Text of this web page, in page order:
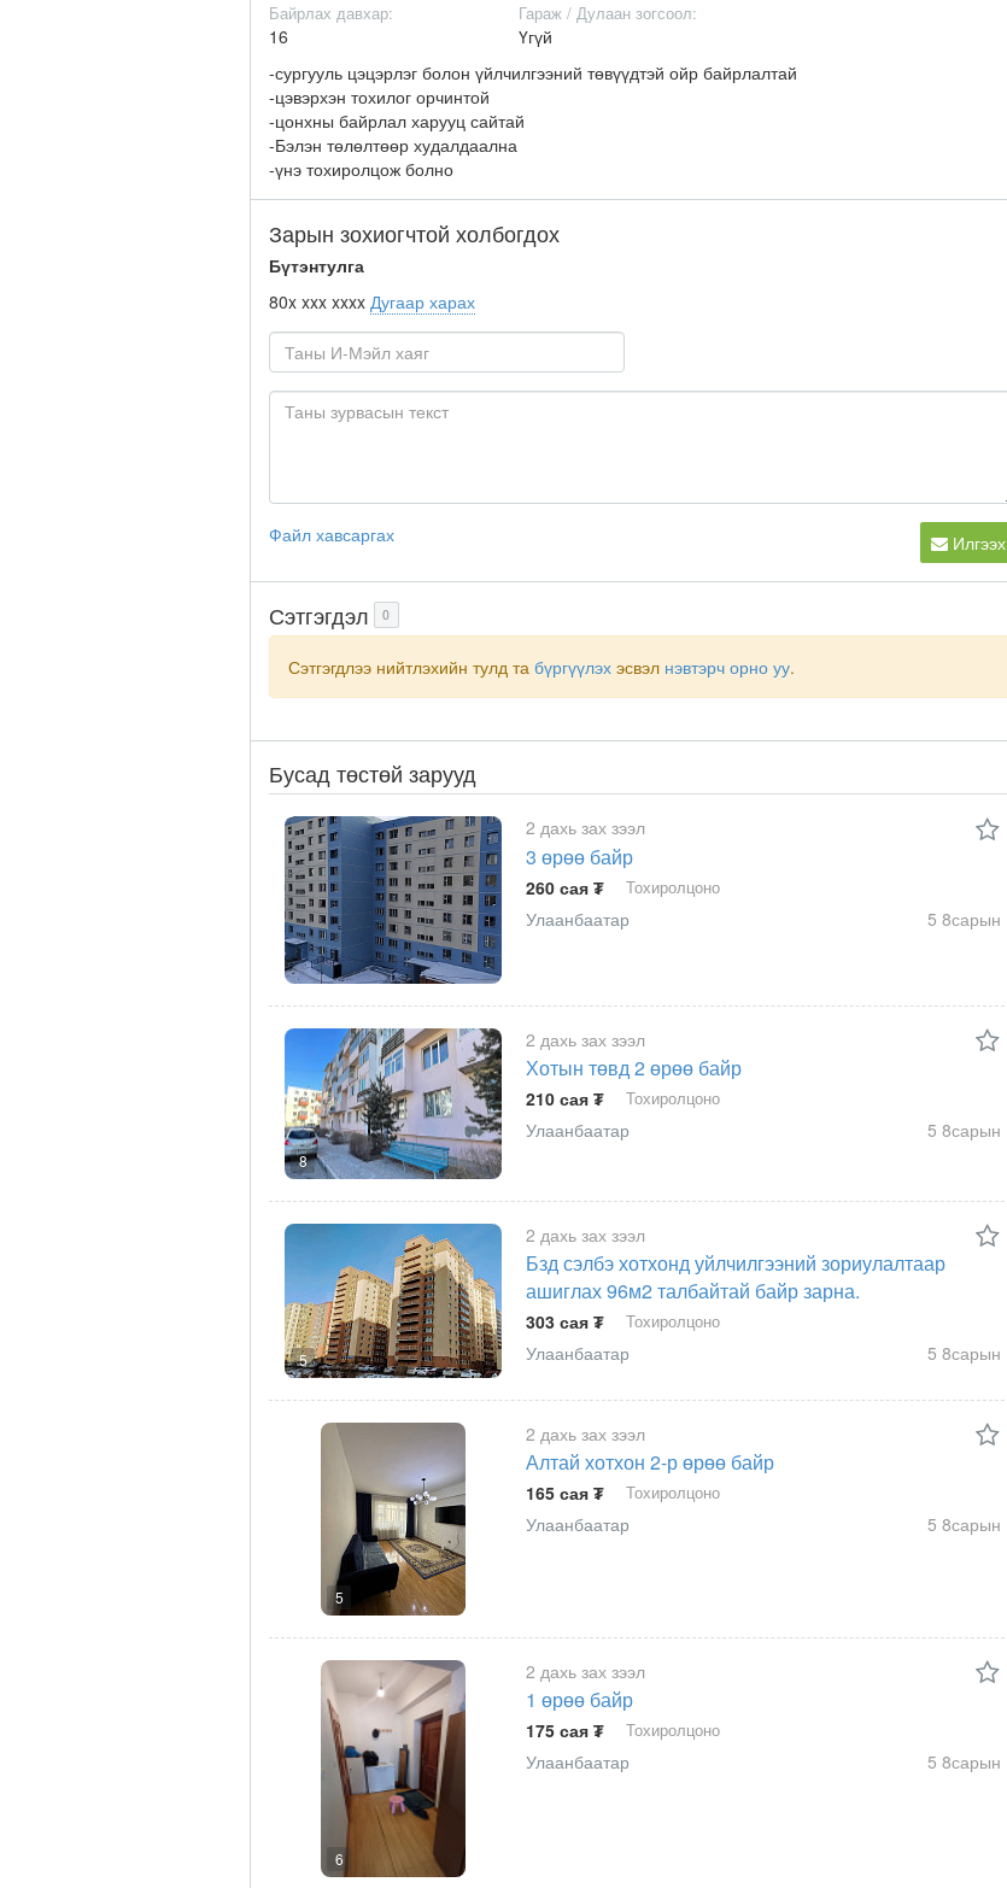
Байрлах давхар:
16
Гараж / Дулаан зогсоол:
Үгүй
-сургууль цэцэрлэг болон үйлчилгээний төвүүдтэй ойр байрлалтай
-цэвэрхэн тохилог орчинтой
-цонхны байрлал харууц сайтай
-Бэлэн төлөлтөөр худалдаална
-үнэ тохиролцож болно
Зарын зохиогчтой холбогдох
Бүтэнтулга
80x xxx xxxx Дугаар харах
Файл хавсаргах Илгээх
Сэтгэгдэл 0
Сэтгэгдлээ нийтлэхийн тулд та бүргүүлэх эсвэл нэвтэрч орно уу.
Бусад төстөй зарууд
2 дахь зах зээл
3 өрөө байр
260 сая ₮ Тохиролцоно
Улаанбаатар 5 8сарын
8
2 дахь зах зээл
Хотын төвд 2 өрөө байр
210 сая ₮ Тохиролцоно
Улаанбаатар 5 8сарын
5
2 дахь зах зээл
Бзд сэлбэ хотхонд уйлчилгээний зориулалтаар
ашиглах 96м2 талбайтай байр зарна.
303 сая ₮ Тохиролцоно
Улаанбаатар 5 8сарын
5
2 дахь зах зээл
Алтай хотхон 2-р өрөө байр
165 сая ₮ Тохиролцоно
Улаанбаатар 5 8сарын
6
2 дахь зах зээл
1 өрөө байр
175 сая ₮ Тохиролцоно
Улаанбаатар 5 8сарын